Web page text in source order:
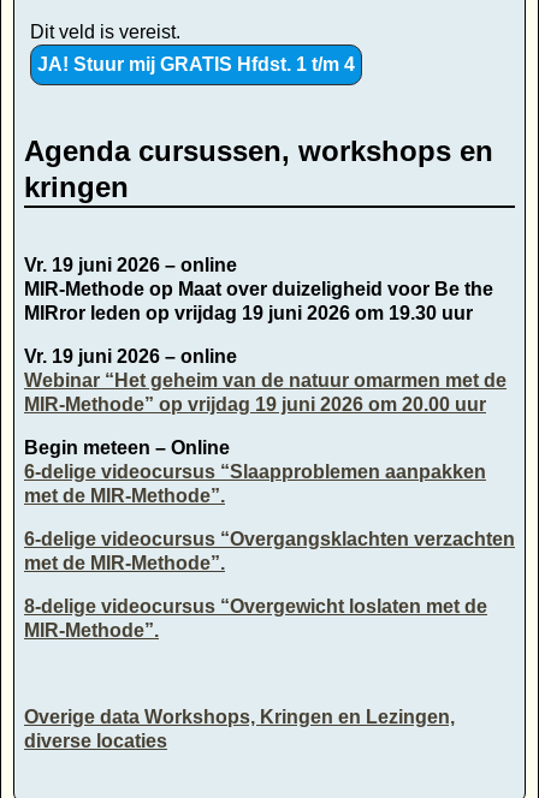
Dit veld is vereist.
Agenda cursussen, workshops en
kringen
Vr. 19 juni 2026 – online
MIR-Methode op Maat over duizeligheid voor Be the
MIRror leden op vrijdag 19 juni 2026 om 19.30 uur
Vr. 19 juni 2026 – online
Webinar “Het geheim van de natuur omarmen met de
MIR-Methode” op vrijdag 19 juni 2026 om 20.00 uur
Begin meteen – Online
6-delige videocursus “Slaapproblemen aanpakken
met de MIR-Methode”.
6-delige videocursus “Overgangsklachten verzachten
met de MIR-Methode”.
8-delige videocursus “Overgewicht loslaten met de
MIR-Methode”.
Overige data Workshops, Kringen en Lezingen,
diverse locaties